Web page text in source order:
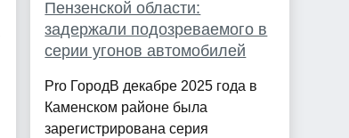
Пензенской области:
задержали подозреваемого в
серии угонов автомобилей
Pro ГородВ декабре 2025 года в
Каменском районе была
зарегистрирована серия